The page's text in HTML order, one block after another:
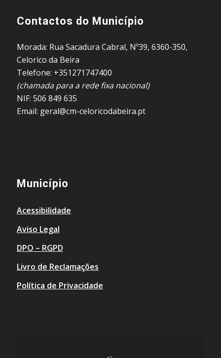
Contactos do Município
Morada: Rua Sacadura Cabral, Nº39, 6360-350,
Celorico da Beira
Telefone: +351271747400
(chamada para a rede fixa nacional)
NIF: 506 849 635
Email: geral@cm-celoricodabeira.pt
Município
Acessibilidade
Aviso Legal
DPO – RGPD
Livro de Reclamações
Política de Privacidade